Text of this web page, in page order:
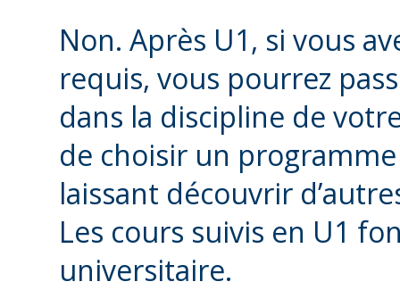
Non. Après U1, si vous
requis, vous pourrez
dans la discipline de
de choisir un
laissant découvrir
Les cours suivis en U1
universitaire.